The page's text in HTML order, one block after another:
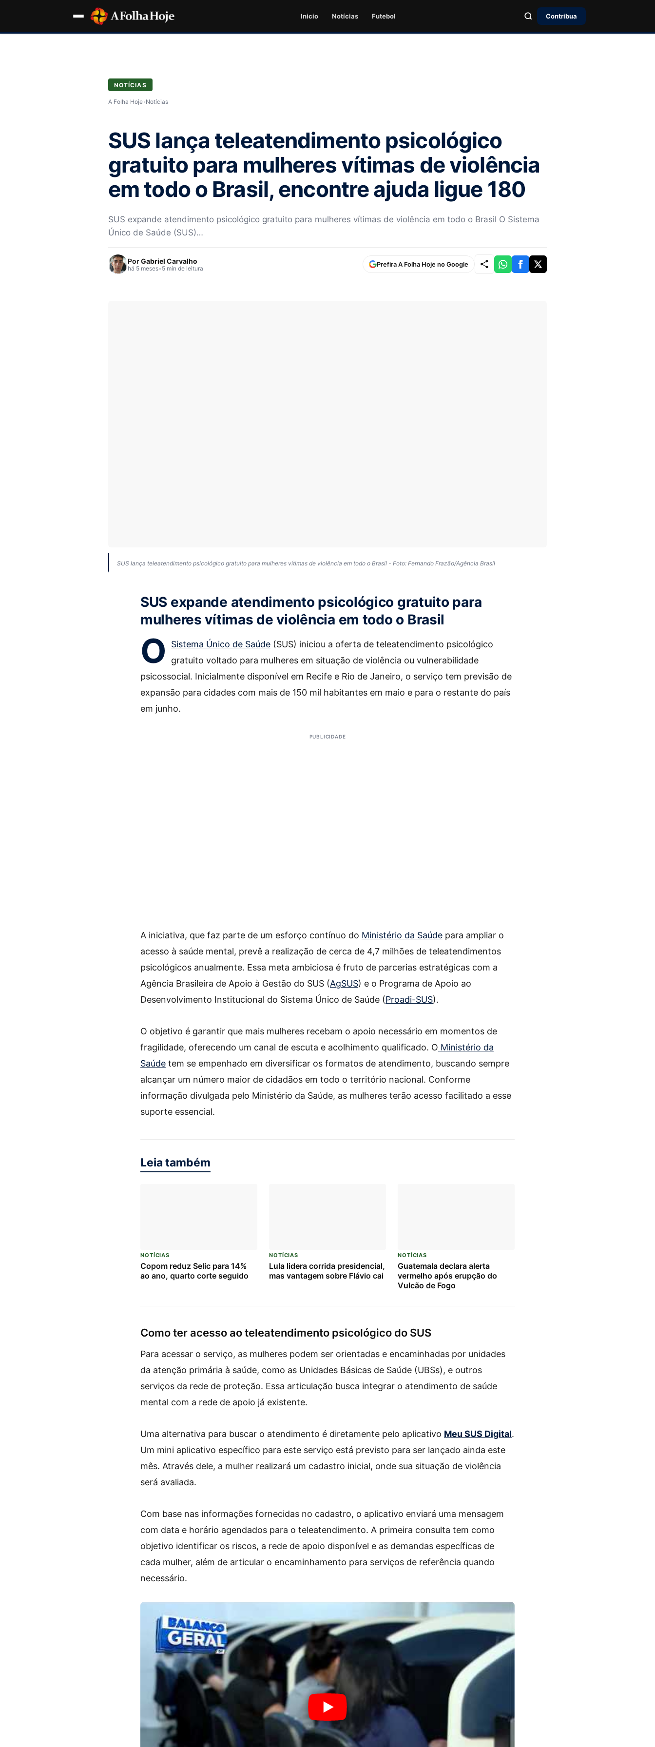
Inicio Notícias Futebol Contribua
NOTÍCIAS
A Folha Hoje› Notícias
SUS lança teleatendimento psicológico
gratuito para mulheres vítimas de violência
em todo o Brasil, encontre ajuda ligue 180
SUS expande atendimento psicológico gratuito para mulheres vítimas de violência em todo o Brasil O Sistema
Único de Saúde (SUS)…
PorGabriel Carvalho
há 5 meses• 5 min de leitura
Prefira A Folha Hoje no Google
SUS lança teleatendimento psicológico gratuito para mulheres vítimas de violência em todo o Brasil - Foto: Fernando Frazão/Agência Brasil
SUS expande atendimento psicológico gratuito para
mulheres vítimas de violência em todo o Brasil
O Sistema Único de Saúde (SUS) iniciou a oferta de teleatendimento psicológico
gratuito voltado para mulheres em situação de violência ou vulnerabilidade
psicossocial. Inicialmente disponível em Recife e Rio de Janeiro, o serviço tem previsão de
expansão para cidades com mais de 150 mil habitantes em maio e para o restante do país
em junho.
PUBLICIDADE
A iniciativa, que faz parte de um esforço contínuo do Ministério da Saúde para ampliar o
acesso à saúde mental, prevê a realização de cerca de 4,7 milhões de teleatendimentos
psicológicos anualmente. Essa meta ambiciosa é fruto de parcerias estratégicas com a
Agência Brasileira de Apoio à Gestão do SUS (AgSUS) e o Programa de Apoio ao
Desenvolvimento Institucional do Sistema Único de Saúde (Proadi-SUS).
O objetivo é garantir que mais mulheres recebam o apoio necessário em momentos de
fragilidade, oferecendo um canal de escuta e acolhimento qualificado. O Ministério da
Saúde tem se empenhado em diversificar os formatos de atendimento, buscando sempre
alcançar um número maior de cidadãos em todo o território nacional. Conforme
informação divulgada pelo Ministério da Saúde, as mulheres terão acesso facilitado a esse
suporte essencial.
Leia também
NOTÍCIAS
Copom reduz Selic para 14%
ao ano, quarto corte seguido
NOTÍCIAS
Lula lidera corrida presidencial,
mas vantagem sobre Flávio cai
NOTÍCIAS
Guatemala declara alerta
vermelho após erupção do
Vulcão de Fogo
Como ter acesso ao teleatendimento psicológico do SUS
Para acessar o serviço, as mulheres podem ser orientadas e encaminhadas por unidades
da atenção primária à saúde, como as Unidades Básicas de Saúde (UBSs), e outros
serviços da rede de proteção. Essa articulação busca integrar o atendimento de saúde
mental com a rede de apoio já existente.
Uma alternativa para buscar o atendimento é diretamente pelo aplicativo Meu SUS Digital.
Um mini aplicativo específico para este serviço está previsto para ser lançado ainda este
mês. Através dele, a mulher realizará um cadastro inicial, onde sua situação de violência
será avaliada.
Com base nas informações fornecidas no cadastro, o aplicativo enviará uma mensagem
com data e horário agendados para o teleatendimento. A primeira consulta tem como
objetivo identificar os riscos, a rede de apoio disponível e as demandas específicas de
cada mulher, além de articular o encaminhamento para serviços de referência quando
necessário.